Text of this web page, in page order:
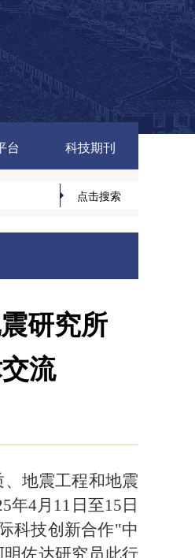
台 科技期刊
研究所
流
地震工程和地震
年4月11日至15日
科技创新合作"中
佐达研究员此行